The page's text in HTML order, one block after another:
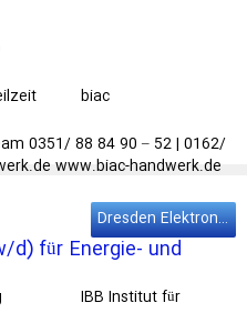
viele weitere tolle
w/d), Elektroniker für Geräte
biac
GmbH
0351/ 88 84 90 – 52 | 0162/
www.biac-handwerk.de
Elektronikerfür Geräte
(m/w/d) und vieles … Nicht
viele weitere tolleJobs
Dresden Elektroniker
für Energie- und
IBB Institut für